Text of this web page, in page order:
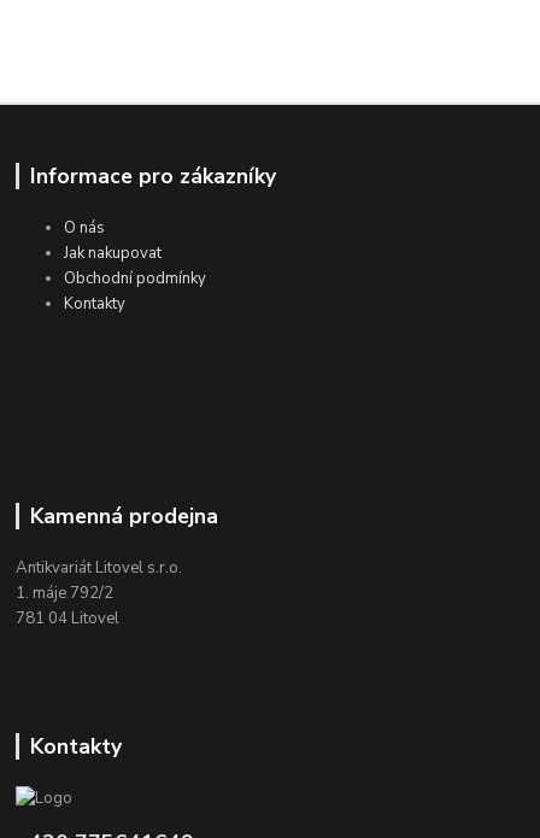
Informace pro zákazníky
O nás
Jak nakupovat
Obchodní podmínky
Kontakty
Kamenná prodejna
Antikvariát Litovel s.r.o.
1. máje 792/2
781 04 Litovel
Kontakty